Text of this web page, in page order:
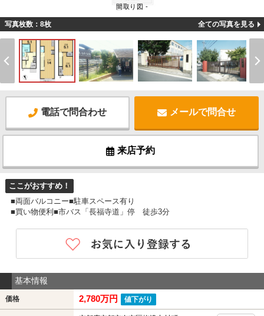
間取り図 -
写真枚数：8枚 全ての写真を見る
電話で問合わせ メールで問合せ
来店予約
ここがおすすめ！
■両面バルコニー■駐車スペース有り
■買い物便利■市バス「長福寺道」停 徒歩3分
基本情報
価格 2,780万円 値下がり